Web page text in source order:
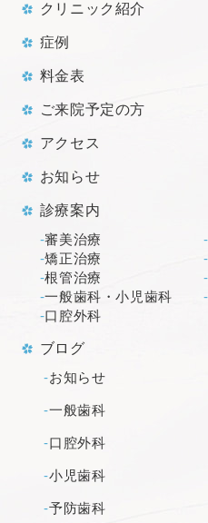
クリニック紹介
症例
料金表
ご来院予定の方
アクセス
お知らせ
診療案内
審美治療
矯正治療
根管治療
一般歯科・小児歯科
口腔外科
ブログ
お知らせ
一般歯科
口腔外科
小児歯科
予防歯科